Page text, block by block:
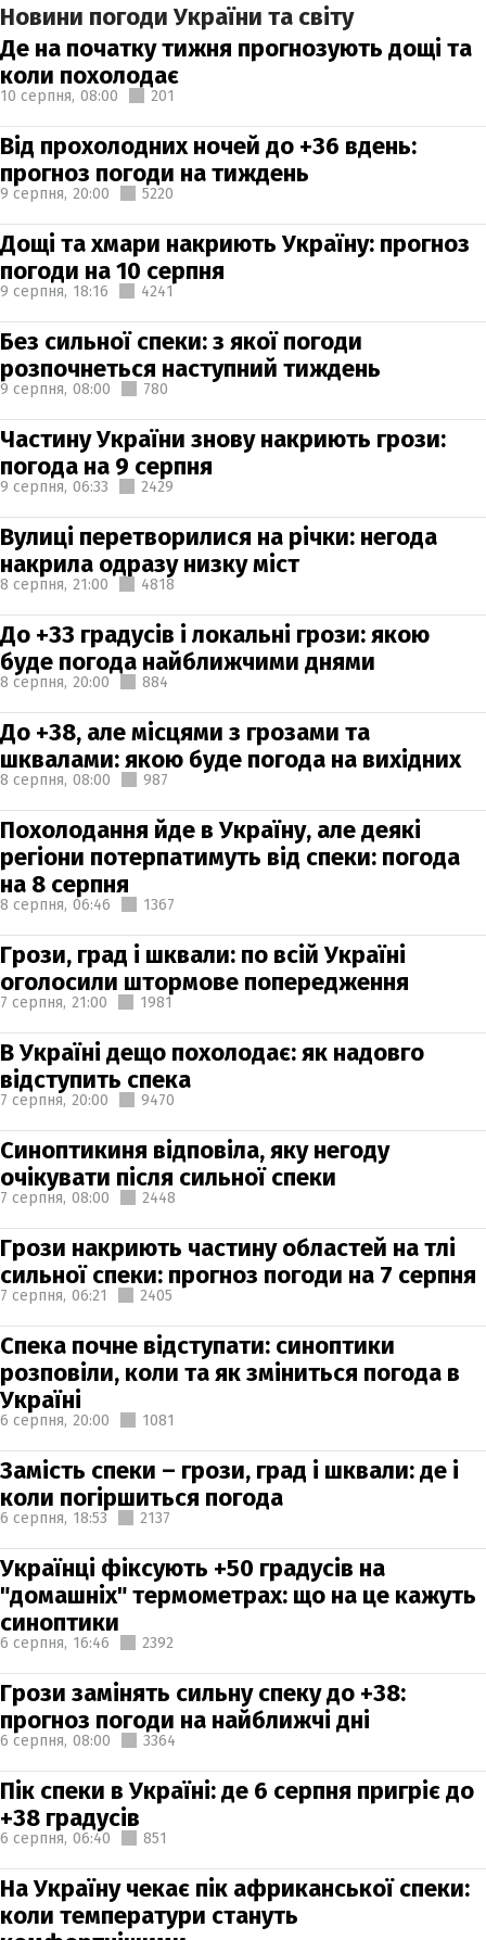
Новини погоди України та світу
Де на початку тижня прогнозують дощі та
коли похолодає
10 серпня, 08:00 201
Від прохолодних ночей до +36 вдень:
прогноз погоди на тиждень
9 серпня, 20:00 5220
Дощі та хмари накриють Україну: прогноз
погоди на 10 серпня
9 серпня, 18:16 4241
Без сильної спеки: з якої погоди
розпочнеться наступний тиждень
9 серпня, 08:00 780
Частину України знову накриють грози:
погода на 9 серпня
9 серпня, 06:33 2429
Вулиці перетворилися на річки: негода
накрила одразу низку міст
8 серпня, 21:00 4818
До +33 градусів і локальні грози: якою
буде погода найближчими днями
8 серпня, 20:00 884
До +38, але місцями з грозами та
шквалами: якою буде погода на вихідних
8 серпня, 08:00 987
Похолодання йде в Україну, але деякі
регіони потерпатимуть від спеки: погода
на 8 серпня
8 серпня, 06:46 1367
Грози, град і шквали: по всій Україні
оголосили штормове попередження
7 серпня, 21:00 1981
В Україні дещо похолодає: як надовго
відступить спека
7 серпня, 20:00 9470
Синоптикиня відповіла, яку негоду
очікувати після сильної спеки
7 серпня, 08:00 2448
Грози накриють частину областей на тлі
сильної спеки: прогноз погоди на 7 серпня
7 серпня, 06:21 2405
Спека почне відступати: синоптики
розповіли, коли та як зміниться погода в
Україні
6 серпня, 20:00 1081
Замість спеки – грози, град і шквали: де і
коли погіршиться погода
6 серпня, 18:53 2137
Українці фіксують +50 градусів на
"домашніх" термометрах: що на це кажуть
синоптики
6 серпня, 16:46 2392
Грози замінять сильну спеку до +38:
прогноз погоди на найближчі дні
6 серпня, 08:00 3364
Пік спеки в Україні: де 6 серпня пригріє до
+38 градусів
6 серпня, 06:40 851
На Україну чекає пік африканської спеки:
коли температури стануть